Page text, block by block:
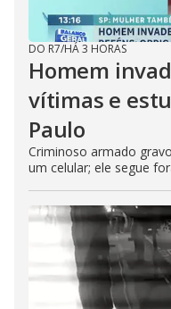
DO R7/HÁ 3 HORAS
Homem
vítimas e
Paulo
Criminoso armado
um celular; ele segue